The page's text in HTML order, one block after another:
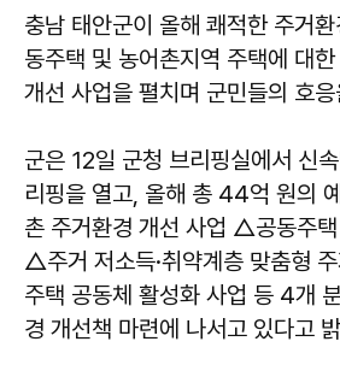
충남 태안군이 올해 쾌적한 주거
동주택 및 농어촌지역 주택에 대
개선 사업을 펼치며 군민들의 호
군은 12일 군청 브리핑실에서 신
리핑을 열고, 올해 총 44억 원의
촌 주거환경 개선 사업 △공동주
△주거 저소득·취약계층 맞춤형
주택 공동체 활성화 사업 등 4개
경 개선책 마련에 나서고 있다고